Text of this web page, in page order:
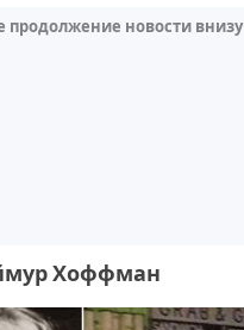
продолжение новости внизу
Хоффман